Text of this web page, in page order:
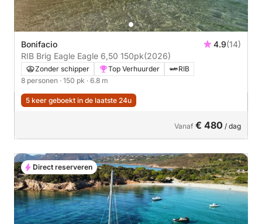
Bonifacio 4.9(14)
RIB Brig Eagle Eagle 6,50 150pk(2026)
Zonder schipper Top Verhuurder
RIB
8 personen · 150 pk · 6.8 m
5 keer geboekt in de laatste 24u
Vanaf € 480 / dag
Direct reserveren